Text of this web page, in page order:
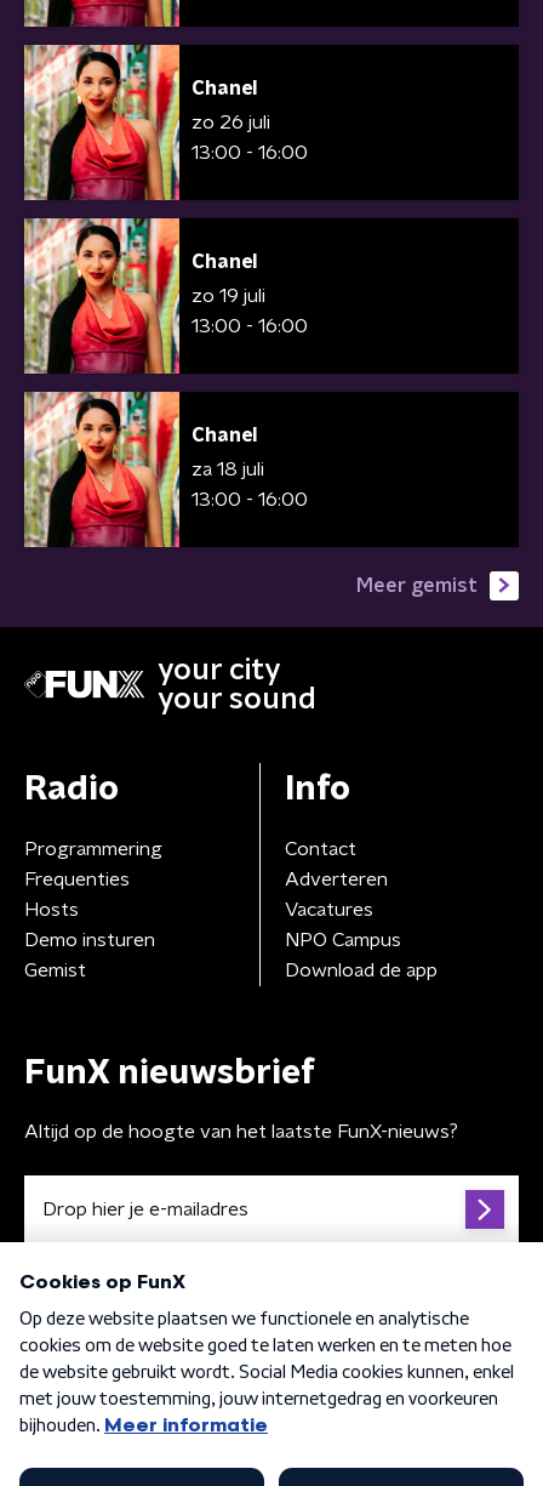
Chanel
zo 26 juli
13:00 - 16:00
Chanel
zo 19 juli
13:00 - 16:00
Chanel
za 18 juli
13:00 - 16:00
Meer gemist
your city
your sound
Radio
Programmering
Frequenties
Hosts
Demo insturen
Gemist
Info
Contact
Adverteren
Vacatures
NPO Campus
Download de app
FunX nieuwsbrief
Altijd op de hoogte van het laatste FunX-nieuws?
Algemene voorwaarden Privacybeleid